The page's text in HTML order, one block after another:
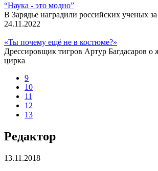
“Наука - это модно”
В Зарядье наградили российских ученых за
24.11.2022
«Ты почему ещё не в костюме?»
Дрессировщик тигров Артур Багдасаров о
цирка
9
10
11
12
13
Редактор
13.11.2018